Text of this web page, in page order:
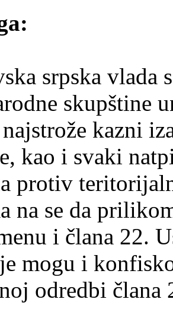
srpska vlada
skupštine
kazni
kao i svaki
protiv
na se da
i člana 22.
mogu i
odredbi člana